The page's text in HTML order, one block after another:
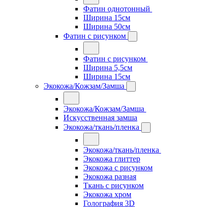
Фатин однотонный
Ширина 15см
Ширина 50см
Фатин с рисунком
Фатин с рисунком
Ширина 5,5см
Ширина 15см
Экокожа/Кожзам/Замша
Экокожа/Кожзам/Замша
Искусственная замша
Экокожа/ткань/пленка
Экокожа/ткань/пленка
Экокожа глиттер
Экокожа с рисунком
Экокожа разная
Ткань с рисунком
Экокожа хром
Голография 3D